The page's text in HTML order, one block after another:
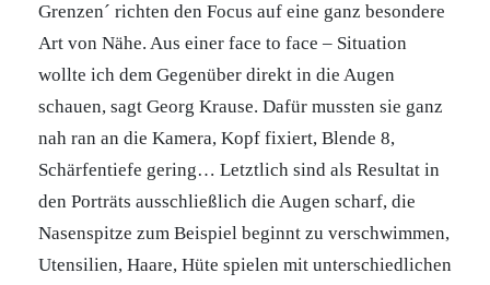
Grenzen´ richten den Focus auf eine ganz besondere
Art von Nähe. Aus einer face to face – Situation
wollte ich dem Gegenüber direkt in die Augen
schauen, sagt Georg Krause. Dafür mussten sie ganz
nah ran an die Kamera, Kopf fixiert, Blende 8,
Schärfentiefe gering… Letztlich sind als Resultat in
den Porträts ausschließlich die Augen scharf, die
Nasenspitze zum Beispiel beginnt zu verschwimmen,
Utensilien, Haare, Hüte spielen mit unterschiedlichen